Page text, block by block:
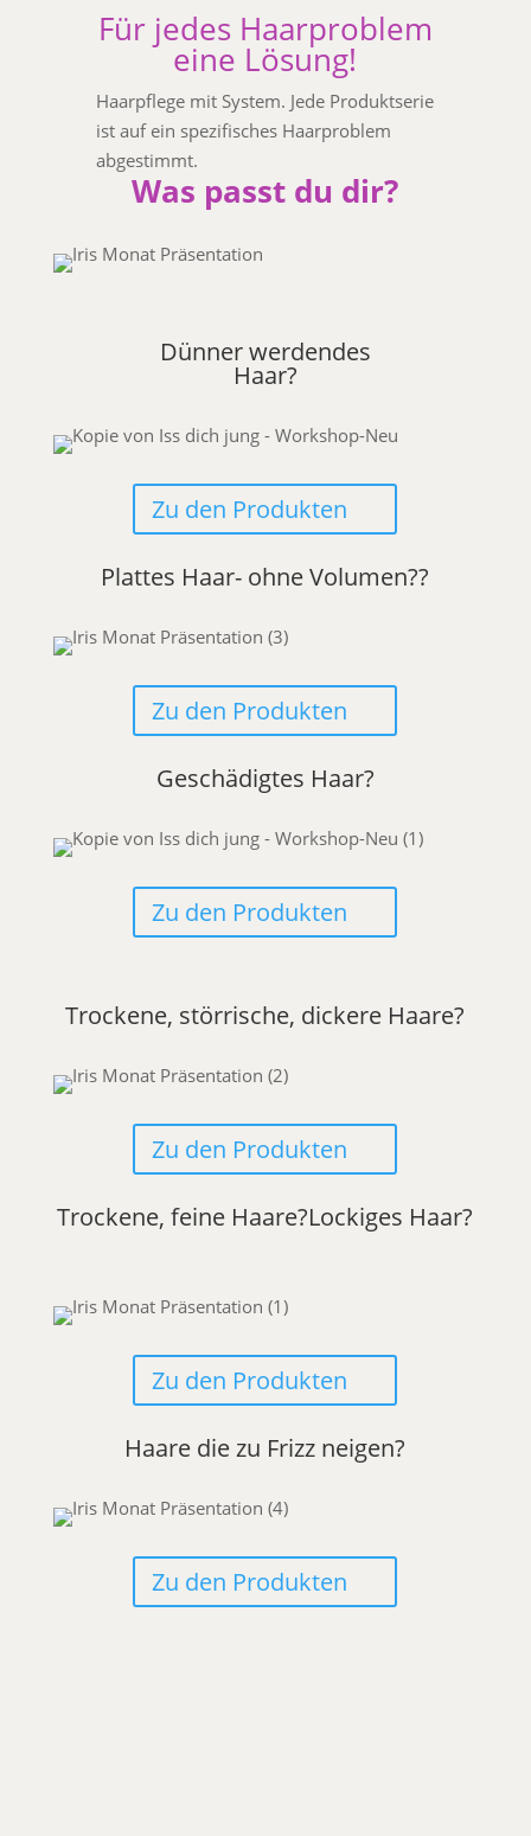
Für jedes Haarproblem
eine Lösung!
Haarpflege mit System. Jede Produktserie
ist auf ein spezifisches Haarproblem
abgestimmt.
Was passt du dir?
Dünner werdendes
Haar?
Zu den Produkten
Plattes Haar- ohne Volumen??
Zu den Produkten
Geschädigtes Haar?
Zu den Produkten
Trockene, störrische, dickere Haare?
Zu den Produkten
Trockene, feine Haare?Lockiges Haar?
Zu den Produkten
Haare die zu Frizz neigen?
Zu den Produkten